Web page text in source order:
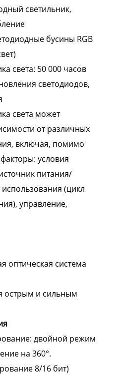
светильник,
бусины RGB
света: 50 000 часов
светодиодов,
света может
от различных
включая, помимо
условия
питания/
(цикл
управление,
оптическая система
острым и сильным
двойной режим
на 360°.
8/16 бит)